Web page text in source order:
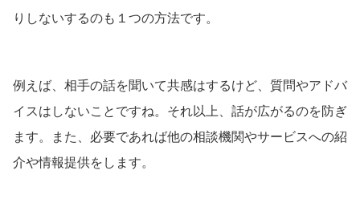
りしないするのも１つの方法です。
例えば、相手の話を聞いて共感はするけど、質問やアドバ
イスはしないことですね。それ以上、話が広がるのを防ぎ
ます。また、必要であれば他の相談機関やサービスへの紹
介や情報提供をします。